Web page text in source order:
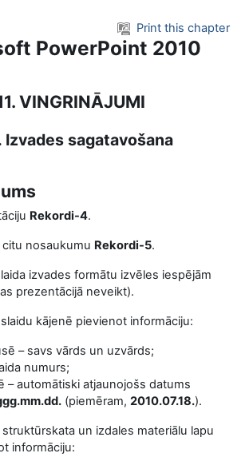
Print this chapter
PowerPoint 2010
VINGRINĀJUMI
Izvades sagatavošana
Rekordi-4.
citu nosaukumu Rekordi-5.
izvades formātu izvēles iespējām
prezentācijā ne­veikt).
kājenē pievienot informāciju:
– savs vārds un uzvārds;
numurs;
– automātiski atjaunojošs datums
(piemēram, 2010.07.18.).
struktūrskata un izdales materiālu lapu
informāciju: